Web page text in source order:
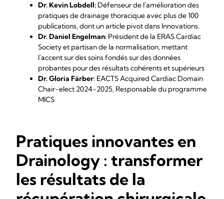
Dr. Kevin Lobdell: Défenseur de l'amélioration des
pratiques de drainage thoracique avec plus de 100
publications, dont un article pivot dans Innovations.
Dr. Daniel Engelman: Président de la ERAS Cardiac
Societyet partisan de la normalisation, mettant
l'accent sur des soins fondés sur des données
probantes pour des résultats cohérents et supérieurs
Dr. Gloria Färber: EACTS Acquired Cardiac Domain
Chair-elect 2024-2025, Responsable du programme
MICS
Pratiques innovantes en
Drainology : transformer
les résultats de la